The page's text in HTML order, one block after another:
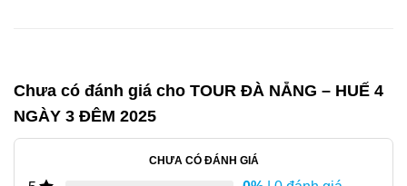
Chưa có đánh giá cho TOUR ĐÀ NẴNG – HUẾ 4
NGÀY 3 ĐÊM 2025
CHƯA CÓ ĐÁNH GIÁ